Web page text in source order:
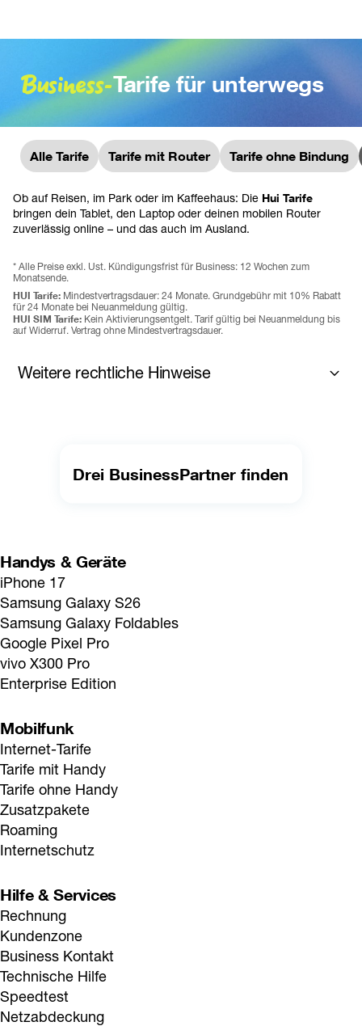
Business-Tarife für unterwegs
Alle Tarife Tarife mit Router Tarife ohne Bindung
Ob auf Reisen, im Park oder im Kaffeehaus: Die Hui Tarife
bringen dein Tablet, den Laptop oder deinen mobilen Router
zuverlässig online – und das auch im Ausland.
* Alle Preise exkl. Ust. Kündigungsfrist für Business: 12 Wochen zum
Monatsende.
HUI Tarife: Mindestvertragsdauer: 24 Monate. Grundgebühr mit 10% Rabatt
für 24 Monate bei Neuanmeldung gültig.
HUI SIM Tarife: Kein Aktivierungsentgelt. Tarif gültig bei Neuanmeldung bis
auf Widerruf. Vertrag ohne Mindestvertragsdauer.
Weitere rechtliche Hinweise
inkludierte Einheiten im Ausland handelt, zusätzliche
Roaminggebühren an.
Business Professional, up- und Wertkarten-Tarife. Details:
drei.at/business-mix
Drei BusinessPartner finden
Handys & Geräte
iPhone 17
Samsung Galaxy S26
Samsung Galaxy Foldables
Google Pixel Pro
vivo X300 Pro
Enterprise Edition
Mobilfunk
Internet-Tarife
Tarife mit Handy
Tarife ohne Handy
Zusatzpakete
Roaming
Internetschutz
Hilfe & Services
Rechnung
Kundenzone
Business Kontakt
Technische Hilfe
Speedtest
Netzabdeckung